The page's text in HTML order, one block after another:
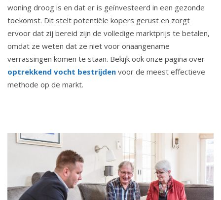
woning droog is en dat er is geïnvesteerd in een gezonde
toekomst. Dit stelt potentiële kopers gerust en zorgt
ervoor dat zij bereid zijn de volledige marktprijs te betalen,
omdat ze weten dat ze niet voor onaangename
verrassingen komen te staan. Bekijk ook onze pagina over
optrekkend vocht bestrijden voor de meest effectieve
methode op de markt.